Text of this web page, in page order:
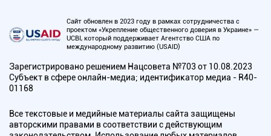
Сайт обновлен в 2023 году в рамках сотрудничества с
проектом «Укрепление общественного доверия в Украине» —
UCBI, который поддерживает Агентство США по
международному развитию (USAID)
Зарегистрировано решением Нацсовета №703 от 10.08.2023
Субъект в сфере онлайн-медиа; идентификатор медиа - R40-
01168
Все текстовые и медийные материалы сайта защищены
авторскими правами в соответствии с действующим